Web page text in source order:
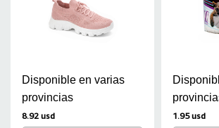
Disponible en varias
provincias
8.92 usd 1.95 usd